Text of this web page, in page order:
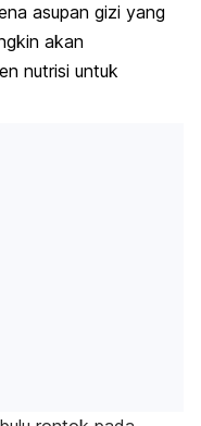
asupan gizi yang
akan
nutrisi untuk